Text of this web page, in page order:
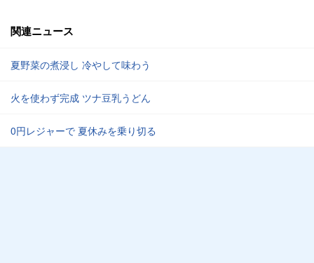
関連ニュース
夏野菜の煮浸し 冷やして味わう
火を使わず完成 ツナ豆乳うどん
0円レジャーで 夏休みを乗り切る